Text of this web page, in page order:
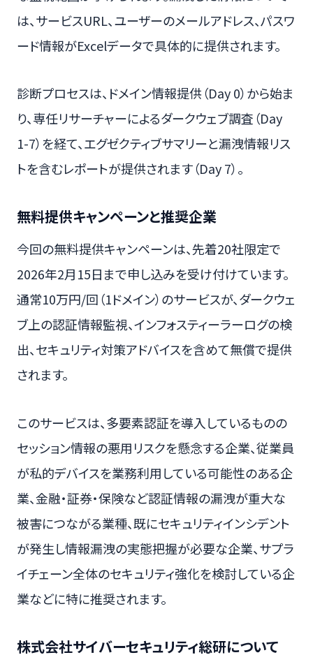
は、サービスURL、ユーザーのメールアドレス、パスワ
ード情報がExcelデータで具体的に提供されます。
診断プロセスは、ドメイン情報提供（Day 0）から始ま
り、専任リサーチャーによるダークウェブ調査（Day
1-7）を経て、エグゼクティブサマリーと漏洩情報リス
トを含むレポートが提供されます（Day 7）。
無料提供キャンペーンと推奨企業
今回の無料提供キャンペーンは、先着20社限定で
2026年2月15日まで申し込みを受け付けています。
通常10万円/回（1ドメイン）のサービスが、ダークウェ
ブ上の認証情報監視、インフォスティーラーログの検
出、セキュリティ対策アドバイスを含めて無償で提供
されます。
このサービスは、多要素認証を導入しているものの
セッション情報の悪用リスクを懸念する企業、従業員
が私的デバイスを業務利用している可能性のある企
業、金融・証券・保険など認証情報の漏洩が重大な
被害につながる業種、既にセキュリティインシデント
が発生し情報漏洩の実態把握が必要な企業、サプラ
イチェーン全体のセキュリティ強化を検討している企
業などに特に推奨されます。
株式会社サイバーセキュリティ総研について